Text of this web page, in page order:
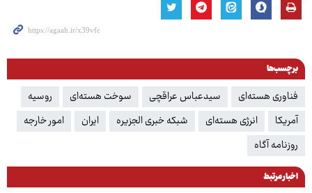
برچسب‌ها
فناوری هسته‌ای سیدعباس عراقچی سوخت هسته‌ای
روسیه
آمریکا
انرژی هسته‌ای شبکه خبری الجزیره ایران
امور خارجه
روزنامه آگاه
اخبار مرتبط